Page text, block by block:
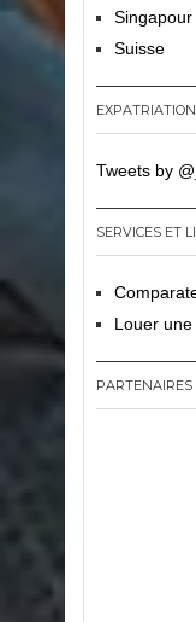
Singapour
Suisse
Tweets by
SERVICES ET
Louer
PARTENAIRES